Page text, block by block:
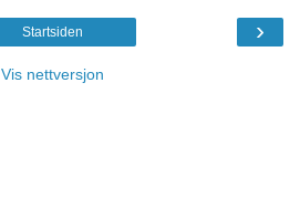
›
Startsiden
Vis nettversjon